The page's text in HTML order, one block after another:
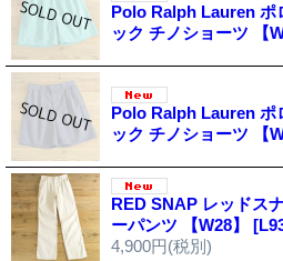
Polo Ralph Lauren ポ
ック チノショーツ 【
Polo Ralph Lauren ポ
ック チノショーツ 【
RED SNAP レッドス
ーパンツ 【W28】
4,900円(税別)